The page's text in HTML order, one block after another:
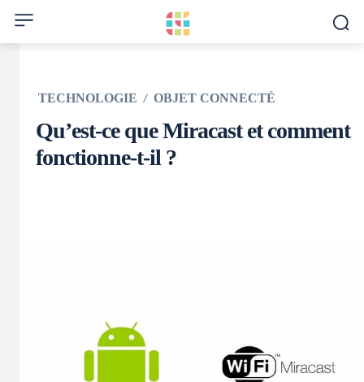
TECHNOLOGIE OBJET CONNECTÉ
Qu’est-ce que Miracast et comment
fonctionne-t-il ?